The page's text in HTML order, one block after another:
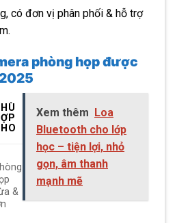
có đơn vị phân phối & hỗ trợ
phòng họp được
&
Xem thêm Loa
Bluetooth cho lớp
học – tiện lợi, nhỏ
gọn, âm thanh
mạnh mẽ